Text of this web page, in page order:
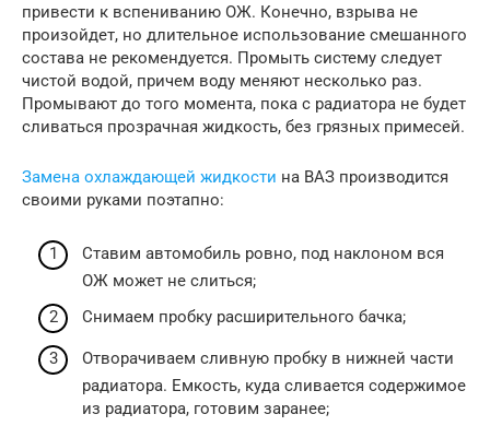
привести к вспениванию ОЖ. Конечно, взрыва не
произойдет, но длительное использование смешанного
состава не рекомендуется. Промыть систему следует
чистой водой, причем воду меняют несколько раз.
Промывают до того момента, пока с радиатора не будет
сливаться прозрачная жидкость, без грязных примесей.
Замена охлаждающей жидкости на ВАЗ производится
своими руками поэтапно:
Ставим автомобиль ровно, под наклоном вся
ОЖ может не слиться;
Снимаем пробку расширительного бачка;
Отворачиваем сливную пробку в нижней части
радиатора. Емкость, куда сливается содержимое
из радиатора, готовим заранее;